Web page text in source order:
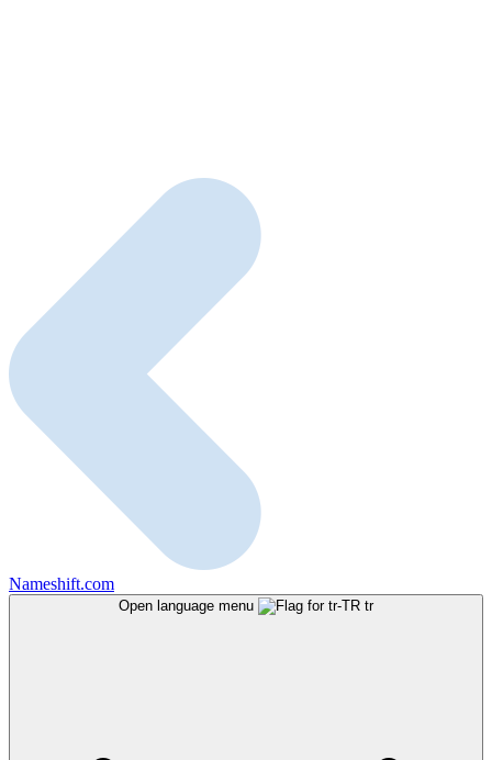
Nameshift.com
Open language menu tr